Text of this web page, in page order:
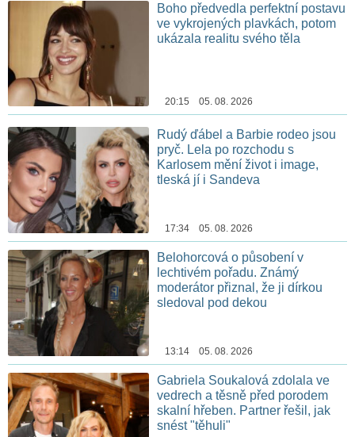
Boho předvedla perfektní postavu
ve vykrojených plavkách, potom
ukázala realitu svého těla
20:15 05. 08. 2026
Rudý ďábel a Barbie rodeo jsou
pryč. Lela po rozchodu s
Karlosem mění život i image,
tleská jí i Sandeva
17:34 05. 08. 2026
Belohorcová o působení v
lechtivém pořadu. Známý
moderátor přiznal, že ji dírkou
sledoval pod dekou
13:14 05. 08. 2026
Gabriela Soukalová zdolala ve
vedrech a těsně před porodem
skalní hřeben. Partner řešil, jak
snést "těhuli"